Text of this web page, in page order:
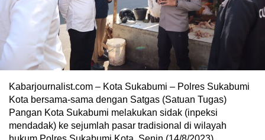
Kabarjournalist.com – Kota Sukabumi – Polres Sukabumi
Kota bersama-sama dengan Satgas (Satuan Tugas)
Pangan Kota Sukabumi melakukan sidak (inpeksi
mendadak) ke sejumlah pasar tradisional di wilayah